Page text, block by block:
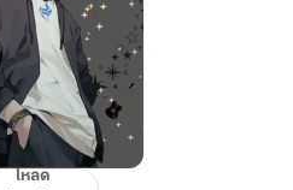
โหลด